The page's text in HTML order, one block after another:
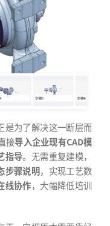
是为了解决这一断层而
接导入企业现有CAD模
指导。无需重复建模，
步骤说明，实现工艺数
线协作，大幅降低培训